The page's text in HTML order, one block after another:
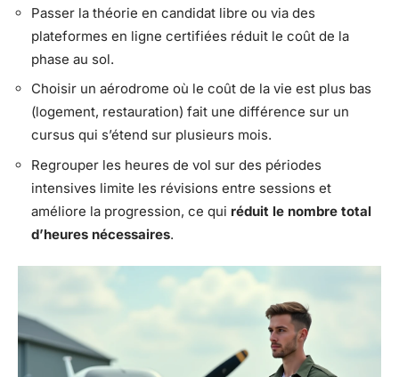
Passer la théorie en candidat libre ou via des
plateformes en ligne certifiées réduit le coût de la
phase au sol.
Choisir un aérodrome où le coût de la vie est plus bas
(logement, restauration) fait une différence sur un
cursus qui s’étend sur plusieurs mois.
Regrouper les heures de vol sur des périodes
intensives limite les révisions entre sessions et
améliore la progression, ce qui réduit le nombre total
d’heures nécessaires.